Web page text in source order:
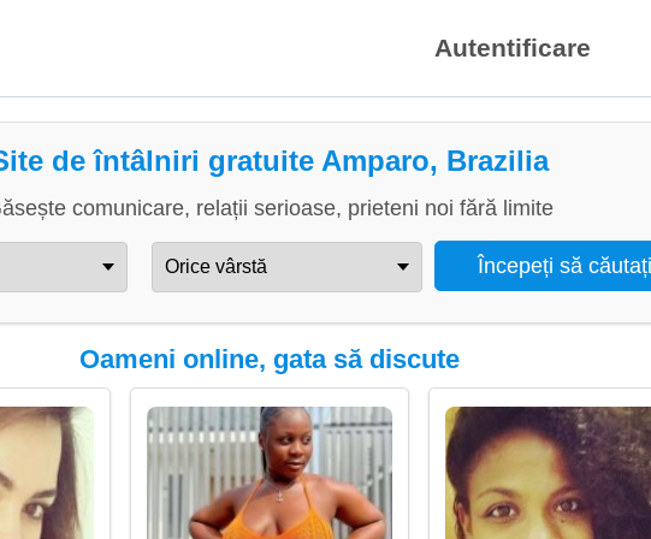
Autentificare
de întâlniri gratuite Amparo, Brazilia
comunicare, relații serioase, prieteni noi fără limite
Oameni online, gata să discute